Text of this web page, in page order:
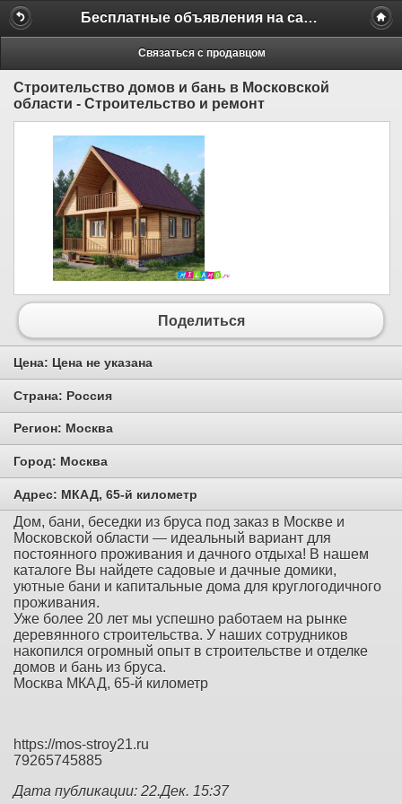
Бесплатные объявления на сайте MILAMO.ru
Связаться с продавцом
Строительство домов и бань в Московской
области - Строительство и ремонт
Поделиться
Цена: Цена не указана
Страна: Россия
Регион: Москва
Город: Москва
Адрес: МКАД, 65-й километр
Дом, бани, беседки из бруса под заказ в Москве и
Московской области — идеальный вариант для
постоянного проживания и дачного отдыха! В нашем
каталоге Вы найдете садовые и дачные домики,
уютные бани и капитальные дома для круглогодичного
проживания.
Уже более 20 лет мы успешно работаем на рынке
деревянного строительства. У наших сотрудников
накопился огромный опыт в строительстве и отделке
домов и бань из бруса.
Москва МКАД, 65-й километр
https://mos-stroy21.ru
79265745885
Дата публикации: 22.Дек. 15:37